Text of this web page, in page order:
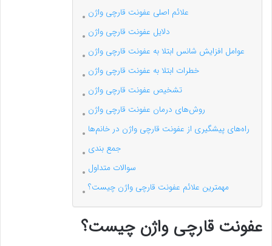
علائم اصلی عفونت قارچی واژن
دلایل عفونت قارچی واژن
عوامل افزایش شانس ابتلا به عفونت قارچی واژن
خطرات ابتلا به عفونت قارچی واژن
تشخیص عفونت قارچی واژن
روش‌های درمان عفونت قارچی واژن
راه‌های پیشگیری از عفونت قارچی واژن در خانم‌ها
جمع بندی
سوالات متداول
مهمترین علائم عفونت قارچی واژن چیست؟
عفونت قارچی واژن چیست؟